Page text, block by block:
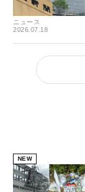
ニュース
2026.07.18
NEW